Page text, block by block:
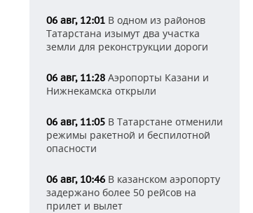
06 авг, 12:01 В одном из районов
Татарстана изымут два участка
земли для реконструкции дороги
06 авг, 11:28 Аэропорты Казани и
Нижнекамска открыли
06 авг, 11:05 В Татарстане отменили
режимы ракетной и беспилотной
опасности
06 авг, 10:46 В казанском аэропорту
задержано более 50 рейсов на
прилет и вылет